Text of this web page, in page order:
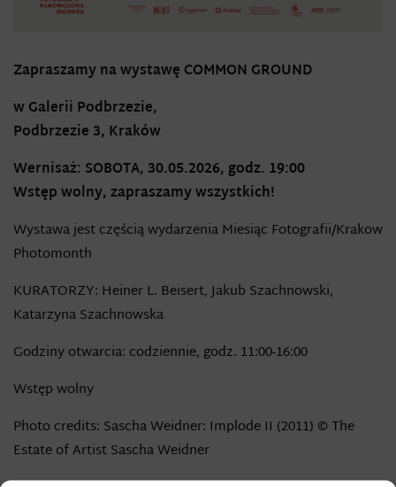
Zapraszamy na wystawę COMMON GROUND
w Galerii Podbrzezie,
Podbrzezie 3, Kraków
Wernisaż: SOBOTA, 30.05.2026, godz. 19:00
Wstęp wolny, zapraszamy wszystkich!
Wystawa jest częścią wydarzenia Miesiąc Fotografii/Krakow
Photomonth
KURATORZY: Heiner L. Beisert, Jakub Szachnowski,
Katarzyna Szachnowska
Godziny otwarcia: codziennie, godz. 11:00-16:00
Wstęp wolny
Photo credits: Sascha Weidner: Implode II (2011) © The
Estate of Artist Sascha Weidner